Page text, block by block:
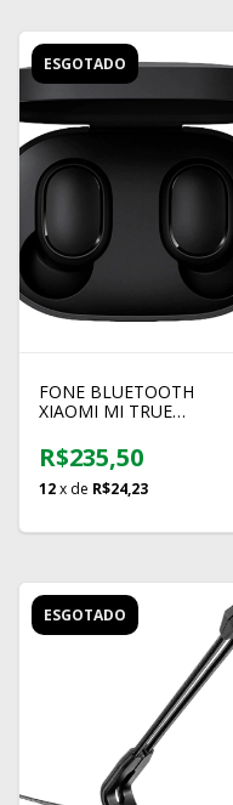
ESGOTADO
FONE BLUETOOTH
XIAOMI MI TRUE
R$235,50
12x de R$24,23
ESGOTADO